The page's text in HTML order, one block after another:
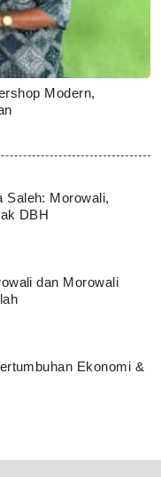
Modern,
Saleh: Morowali,
DBH
dan Morowali
Ekonomi &